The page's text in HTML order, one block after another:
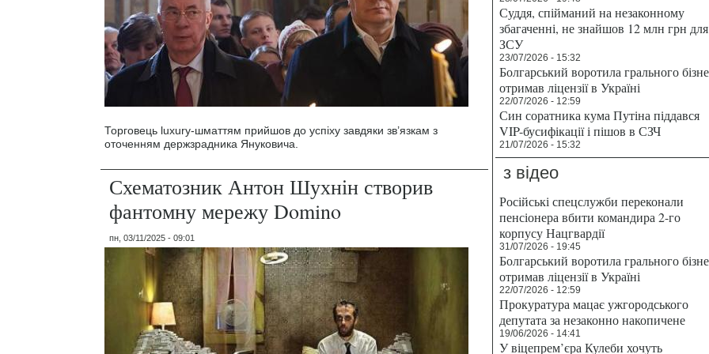
Торговець luxury-шматтям прийшов до успіху завдяки зв’язкам з
оточенням держзрадника Януковича.
Схематозник Антон Шухнін створив
фантомну мережу Domino
пн, 03/11/2025 - 09:01
Суддя, спійманий на незаконному
збагаченні, не знайшов 12 млн грн для
ЗСУ
23/07/2026 - 15:32
Болгарський воротила грального
отримав ліцензії в Україні
22/07/2026 - 12:59
Син соратника кума Путіна піддався
VIP-бусифікації і пішов в СЗЧ
21/07/2026 - 15:32
з відео
Російські спецслужби переконали
пенсіонера вбити командира 2-го
корпусу Нацгвардії
31/07/2026 - 19:45
Болгарський воротила грального
отримав ліцензії в Україні
22/07/2026 - 12:59
Прокуратура мацає ужгородського
депутата за незаконно накопичене
19/06/2026 - 14:41
У віцепрем’єра Кулеби хочуть